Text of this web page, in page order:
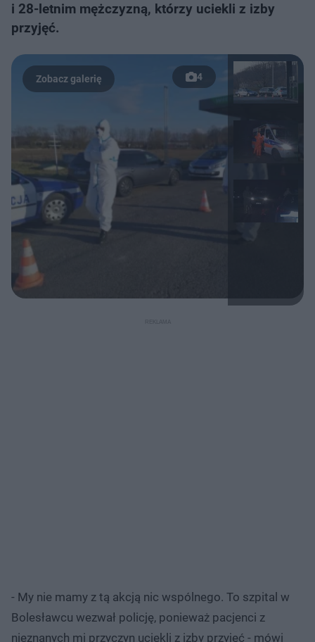
i 28-letnim mężczyzną, którzy uciekli z izby
przyjęć.
4
- My nie mamy z tą akcją nic wspólnego. To szpital w
Bolesławcu wezwał policję, ponieważ pacjenci z
nieznanych mi przyczyn uciekli z izby przyjęć - mówi